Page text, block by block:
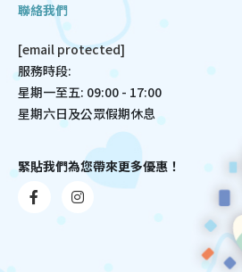
聯絡我們
[email protected]
服務時段:
星期一至五: 09:00 - 17:00
星期六日及公眾假期休息
緊貼我們為您帶來更多優惠！